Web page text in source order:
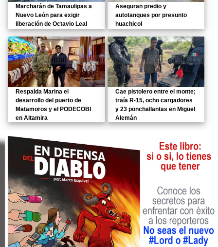
Marcharán de Tamaulipas a
Nuevo León para exigir
liberación de Octavio Leal
Aseguran predio y
autotanques por presunto
huachicol
Respalda Marina el
desarrollo del puerto de
Matamoros y el PODECOBI
en Altamira
Cae pistolero entre el monte;
traía R-15, ocho cargadores
y 23 ponchallantas en Miguel
Alemán